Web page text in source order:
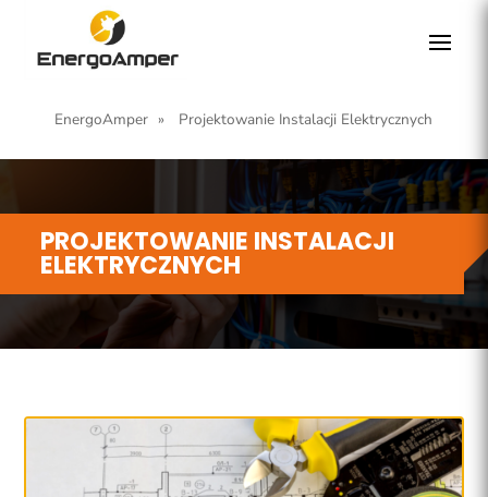
EnergoAmper » Projektowanie Instalacji Elektrycznych
PROJEKTOWANIE INSTALACJI
ELEKTRYCZNYCH